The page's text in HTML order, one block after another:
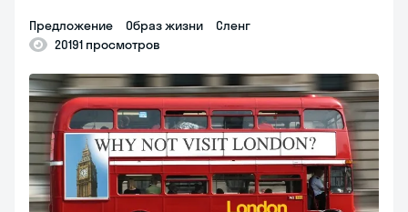
предложение образ жизни
сленг
20191 просмотров